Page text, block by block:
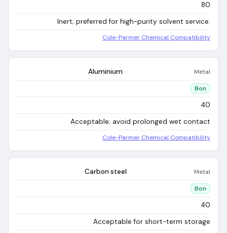
80
Inert; preferred for high-purity solvent service.
Cole-Parmer Chemical Compatibility
Aluminium Metal
Bon
40
Acceptable; avoid prolonged wet contact
Cole-Parmer Chemical Compatibility
Carbon steel Metal
Bon
40
Acceptable for short-term storage